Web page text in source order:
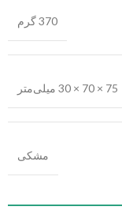
370 گرم
75 × 70 × 30 میلی‌متر
مشکی